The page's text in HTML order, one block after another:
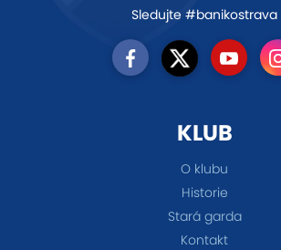
Sledujte #banikostrava
KLUB
O klubu
Historie
Stará garda
Kontakt